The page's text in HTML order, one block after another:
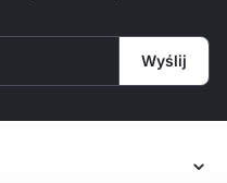
Wyślij